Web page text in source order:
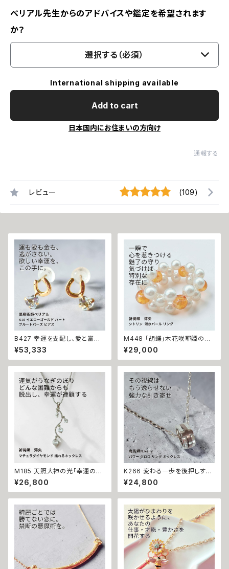
ベリアル先生からのアドバイスや鑑定を希望されます
か？
選択する（必須）
International shipping available
Add to cart
日本国内にお住まいの方向け
通報する
レビュー (109)
B427 幸運を支配し、愛と富を
引き寄せる 悪魔の馬蹄 K10 イ
エローゴールド ハート ブルート
パーズ ピアス 悪魔術師ベリアル
トーン10金 さくら チェリー 魔術
強力 悪魔術 黒魔術 おまじない
呪 本物 魔術師 金運 財運 収入
アップ 臨時収入 略奪 ライバル
縁結び お守り 開運
¥53,333
M448 「胡蝶」木花咲耶姫の愛
の祈り パール シトリン リング
運気上昇 成功 出世 恋愛運 魅
力運 縁結び お守り 御守り おま
願望成就 開運 開運グッズ 恋愛
成就 引き寄せ 運命 成功運 人
間関係 良縁 良縁成就 人気運
魅了 モテ 運気 恋愛 おまもり
¥29,000
M185 天照大神の光「幸運の連
鎖」運が味方し誰もがあなたを
応援 大開運 成功・金運・良縁 マ
チュラダイヤモンド 揺れるネッ
パワーストーン 天然石 ご利益
お守り 霊感霊視 スピリチュアル
強運 神社 神様
¥26,800
K266 変わる一歩を後押しする
【強力な引き寄せ】アフロディテ
の神秘パワー クロス リング ネ
ックレス｜復縁・片思い成就 N.
結び 魅力アップ エネルギー 魅
力 魔力 魔術 白魔術 願い 叶う
結び 開運 強運 本物 パワースト
ーン お守り 強力 男女兼用
¥24,800